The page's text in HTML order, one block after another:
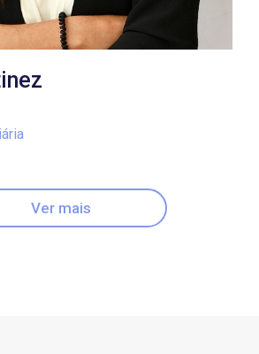
Ver mais